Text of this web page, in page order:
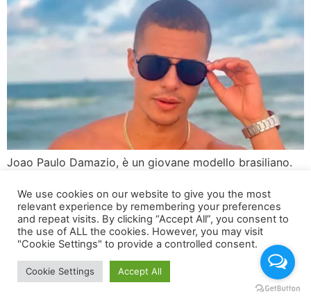
Joao Paulo Damazio, è un giovane modello brasiliano.
bellezza fisica, ma anche per il suo talento. Intervista di
Mena Cirillo
We use cookies on our website to give you the most
relevant experience by remembering your preferences
and repeat visits. By clicking “Accept All”, you consent to
the use of ALL the cookies. However, you may visit
"Cookie Settings" to provide a controlled consent.
Cookie Settings Accept All